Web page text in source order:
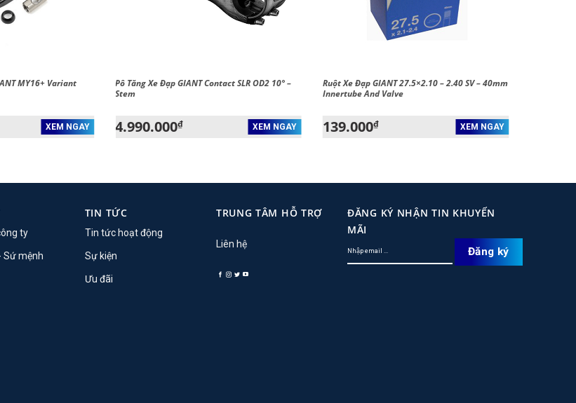
MY16+ Variant
XEM NGAY
Pô Tăng Xe Đạp GIANT Contact SLR OD2 10° –
Stem
4.990.000₫ XEM NGAY
Ruột Xe Đạp GIANT 27.5×2.10 – 2.40 SV – 40mm
Innertube And Valve
139.000₫ XEM NGAY
ty
Sứ mệnh
TIN TỨC
Tin tức hoạt động
Sự kiện
Ưu đãi
TRUNG TÂM HỖ TRỢ
Liên hệ
ĐĂNG KÝ NHẬN TIN KHUYẾN
MÃI